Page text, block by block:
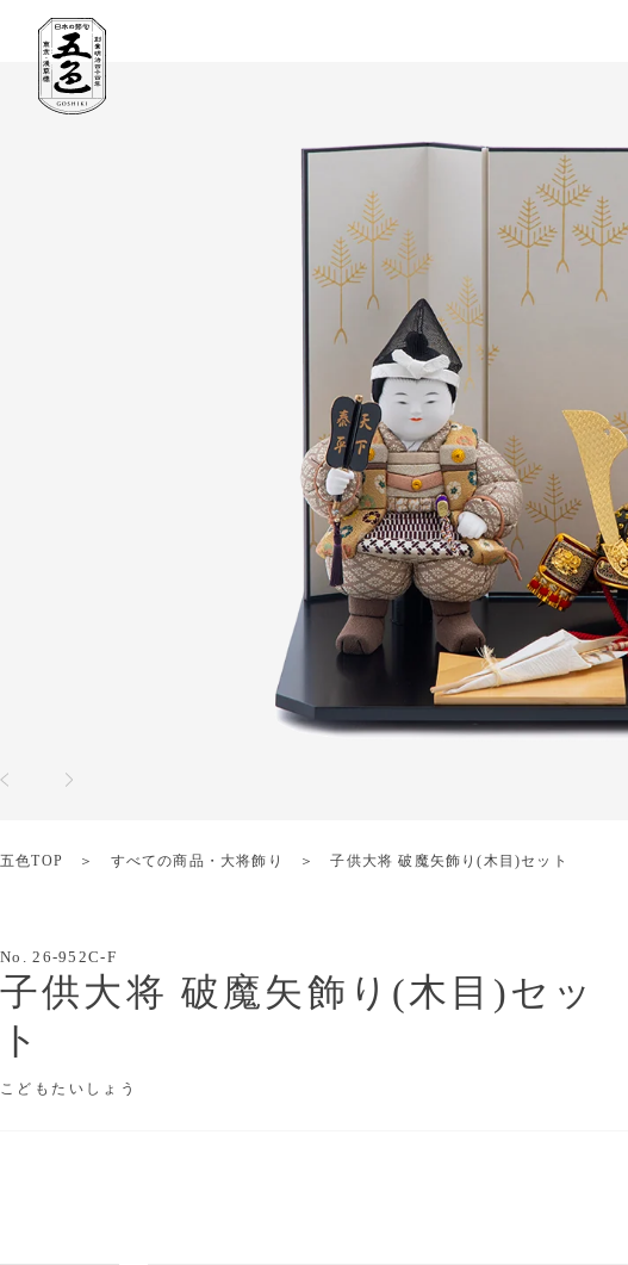
五色TOP すべての商品 ・ 大将飾り 子供大将 破魔矢飾り(木目)セット
No.26-952C-F
子供大将 破魔矢飾り(木目)セッ
ト
こどもたいしょう